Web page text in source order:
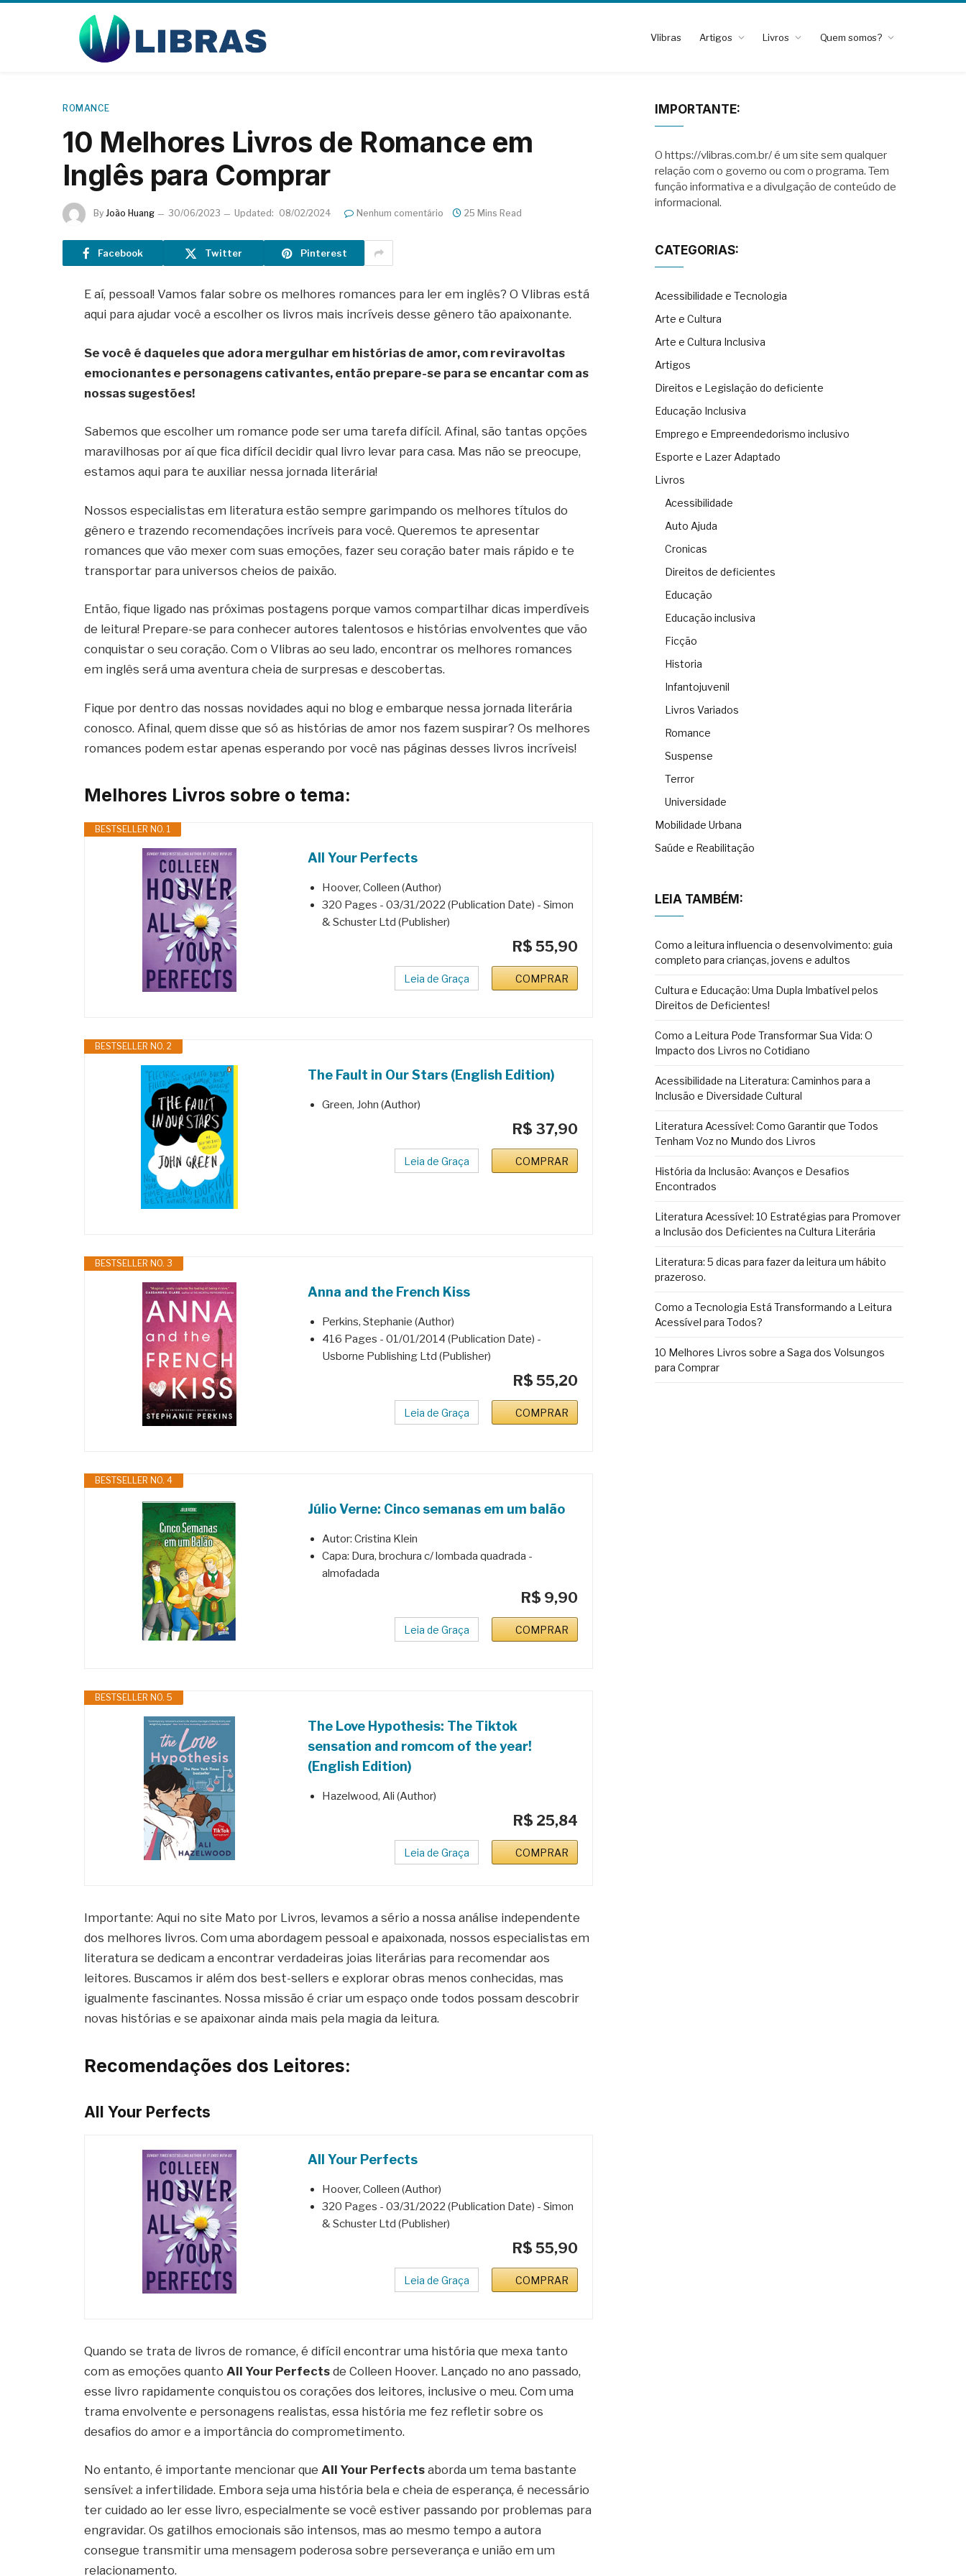
Vlibras Artigos Livros Quem somos?
ROMANCE
10 Melhores Livros de Romance em
Inglês para Comprar
By João Huang 30/06/2023 Updated: 08/02/2024 Nenhum comentário 25 Mins Read
Facebook Twitter Pinterest
E aí, pessoal! Vamos falar sobre os melhores romances para ler em inglês? O Vlibras está
aqui para ajudar você a escolher os livros mais incríveis desse gênero tão apaixonante.
Se você é daqueles que adora mergulhar em histórias de amor, com reviravoltas
emocionantes e personagens cativantes, então prepare-se para se encantar com as
nossas sugestões!
Sabemos que escolher um romance pode ser uma tarefa difícil. Afinal, são tantas opções
maravilhosas por aí que fica difícil decidir qual livro levar para casa. Mas não se preocupe,
estamos aqui para te auxiliar nessa jornada literária!
Nossos especialistas em literatura estão sempre garimpando os melhores títulos do
gênero e trazendo recomendações incríveis para você. Queremos te apresentar
romances que vão mexer com suas emoções, fazer seu coração bater mais rápido e te
transportar para universos cheios de paixão.
Então, fique ligado nas próximas postagens porque vamos compartilhar dicas imperdíveis
de leitura! Prepare-se para conhecer autores talentosos e histórias envolventes que vão
conquistar o seu coração. Com o Vlibras ao seu lado, encontrar os melhores romances
em inglês será uma aventura cheia de surpresas e descobertas.
Fique por dentro das nossas novidades aqui no blog e embarque nessa jornada literária
conosco. Afinal, quem disse que só as histórias de amor nos fazem suspirar? Os melhores
romances podem estar apenas esperando por você nas páginas desses livros incríveis!
Melhores Livros sobre o tema:
BESTSELLER NO. 1
All Your Perfects
Hoover, Colleen (Author)
320 Pages - 03/31/2022 (Publication Date) - Simon
& Schuster Ltd (Publisher)
R$ 55,90
Leia de Graça COMPRAR
BESTSELLER NO. 2
The Fault in Our Stars (English Edition)
Green, John (Author)
R$ 37,90
Leia de Graça COMPRAR
BESTSELLER NO. 3
Anna and the French Kiss
Perkins, Stephanie (Author)
416 Pages - 01/01/2014 (Publication Date) -
Usborne Publishing Ltd (Publisher)
R$ 55,20
Leia de Graça COMPRAR
BESTSELLER NO. 4
Júlio Verne: Cinco semanas em um balão
Autor: Cristina Klein
Capa: Dura, brochura c/ lombada quadrada -
almofadada
R$ 9,90
Leia de Graça COMPRAR
BESTSELLER NO. 5
The Love Hypothesis: The Tiktok
sensation and romcom of the year!
(English Edition)
Hazelwood, Ali (Author)
R$ 25,84
Leia de Graça COMPRAR
Importante: Aqui no site Mato por Livros, levamos a sério a nossa análise independente
dos melhores livros. Com uma abordagem pessoal e apaixonada, nossos especialistas em
literatura se dedicam a encontrar verdadeiras joias literárias para recomendar aos
leitores. Buscamos ir além dos best-sellers e explorar obras menos conhecidas, mas
igualmente fascinantes. Nossa missão é criar um espaço onde todos possam descobrir
novas histórias e se apaixonar ainda mais pela magia da leitura.
Recomendações dos Leitores:
All Your Perfects
All Your Perfects
Hoover, Colleen (Author)
320 Pages - 03/31/2022 (Publication Date) - Simon
& Schuster Ltd (Publisher)
R$ 55,90
Leia de Graça COMPRAR
Quando se trata de livros de romance, é difícil encontrar uma história que mexa tanto
com as emoções quanto All Your Perfects de Colleen Hoover. Lançado no ano passado,
esse livro rapidamente conquistou os corações dos leitores, inclusive o meu. Com uma
trama envolvente e personagens realistas, essa história me fez refletir sobre os
desafios do amor e a importância do comprometimento.
No entanto, é importante mencionar queAll Your Perfects aborda um tema bastante
sensível: a infertilidade. Embora seja uma história bela e cheia de esperança, é necessário
ter cuidado ao ler esse livro, especialmente se você estiver passando por problemas para
engravidar. Os gatilhos emocionais são intensos, mas ao mesmo tempo a autora
consegue transmitir uma mensagem poderosa sobre perseverança e união em um
relacionamento.
IMPORTANTE:
O https://vlibras.com.br/ é um site sem qualquer
relação com o governo ou com o programa. Tem
função informativa e a divulgação de conteúdo de
informacional.
CATEGORIAS:
Acessibilidade e Tecnologia
Arte e Cultura
Arte e Cultura Inclusiva
Artigos
Direitos e Legislação do deficiente
Educação Inclusiva
Emprego e Empreendedorismo inclusivo
Esporte e Lazer Adaptado
Livros
Acessibilidade
Auto Ajuda
Cronicas
Direitos de deficientes
Educação
Educação inclusiva
Ficção
Historia
Infantojuvenil
Livros Variados
Romance
Suspense
Terror
Universidade
Mobilidade Urbana
Saúde e Reabilitação
LEIA TAMBÉM:
Como a leitura influencia o desenvolvimento: guia
completo para crianças, jovens e adultos
Cultura e Educação: Uma Dupla Imbatível pelos
Direitos de Deficientes!
Como a Leitura Pode Transformar Sua Vida: O
Impacto dos Livros no Cotidiano
Acessibilidade na Literatura: Caminhos para a
Inclusão e Diversidade Cultural
Literatura Acessível: Como Garantir que Todos
Tenham Voz no Mundo dos Livros
História da Inclusão: Avanços e Desafios
Encontrados
Literatura Acessível: 10 Estratégias para Promover
a Inclusão dos Deficientes na Cultura Literária
Literatura: 5 dicas para fazer da leitura um hábito
prazeroso.
Como a Tecnologia Está Transformando a Leitura
Acessível para Todos?
10 Melhores Livros sobre a Saga dos Volsungos
para Comprar